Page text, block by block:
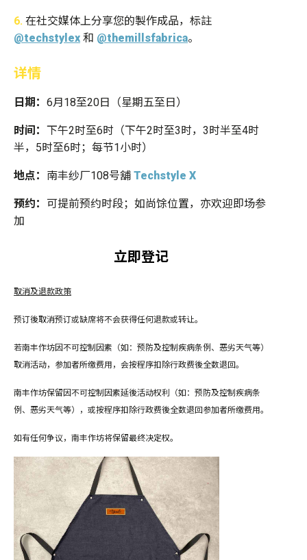
6. 在社交媒体上分享您的製作成品，标註
@techstylex 和 @themillsfabrica。
详情
日期： 6月18至20日（星期五至日）
时间： 下午2时至6时（下午2时至3时，3时半至4时
半，5时至6时；每节1小时）
地点： 南丰纱厂108号舖 Techstyle X
预约： 可提前预约时段；如尚馀位置，亦欢迎即场参
加
立即登记
取消及退款政策
预订後取消预订或缺席将不会获得任何退款或转让。
若南丰作坊因不可控制因素（如：预防及控制疾病条例、恶劣天气等）
取消活动，参加者所缴费用，会按程序扣除行政费後全数退回。
南丰作坊保留因不可控制因素延後活动权利（如：预防及控制疾病条
例、恶劣天气等），或按程序扣除行政费後全数退回参加者所缴费用。
如有任何争议，南丰作坊将保留最终决定权。